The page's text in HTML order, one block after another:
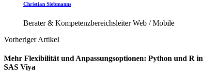
Christian Siebmanns
Berater & Kompetenzbereichsleiter Web / Mobile
Vorheriger Artikel
Mehr Flexibilität und Anpassungsoptionen: Python und R in
SAS Viya